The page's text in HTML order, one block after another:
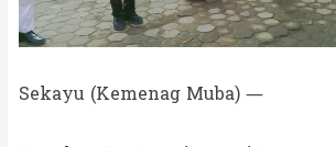
Sekayu (Kemenag Muba) —